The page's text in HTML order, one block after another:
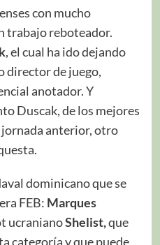
con mucho
trabajo reboteador.
, el cual ha ido dejando
director de juego,
anotador. Y
Duscak, de los mejores
jornada anterior, otro
dominicano que se
FEB: Marques
ucranianoShelist,que
categoría y que puede